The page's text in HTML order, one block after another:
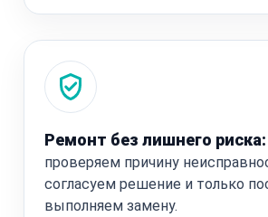
Ремонт без лишнего риска:
проверяем причину
согласуем решение и только
выполняем замену.